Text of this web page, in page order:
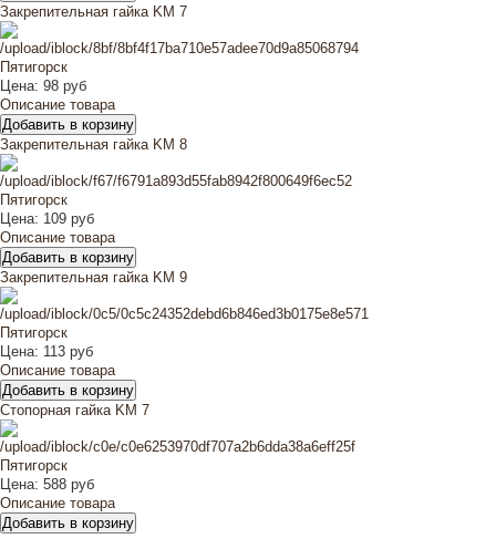
Закрепительная гайка KM 7
Цена: 98 руб
Описание товара
Закрепительная гайка KM 8
Цена: 109 руб
Описание товара
Закрепительная гайка KM 9
Цена: 113 руб
Описание товара
Стопорная гайка KM 7
Цена: 588 руб
Описание товара